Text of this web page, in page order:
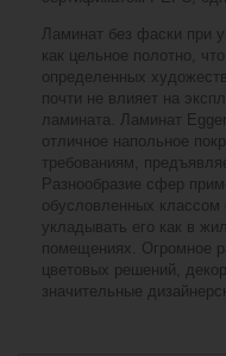
Ламинат без фаски при
как цельное полотно,
определенных
почти не влияет на
ламината. Ламинат
отличное напольное
требованиям,
Разнообразие сфер
обусловленных классом
укладывать его как в
помещениях. Огромное
цветовых решений,
значительные